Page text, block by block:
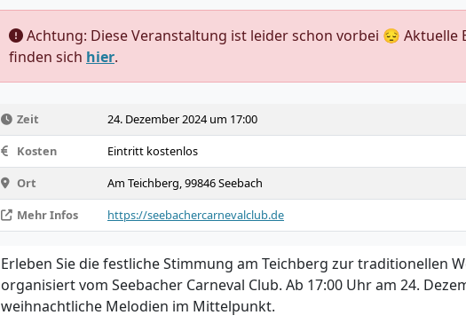
Achtung: Diese Veranstaltung ist leider schon vorbei 😔 Aktuelle
finden sich hier.
Zeit
24. Dezember 2024 um 17:00
Kosten
Eintritt kostenlos
Ort
Am Teichberg, 99846 Seebach
Mehr Infos
https://seebachercarnevalclub.de
Erleben Sie die festliche Stimmung am Teichberg zur traditionellen
organisiert vom Seebacher Carneval Club. Ab 17:00 Uhr am 24.
weihnachtliche Melodien im Mittelpunkt.